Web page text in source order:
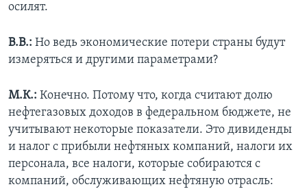
осилят.
В.В.: Но ведь экономические потери страны будут
измеряться и другими параметрами?
М.К.: Конечно. Потому что, когда считают долю
нефтегазовых доходов в федеральном бюджете, не
учитывают некоторые показатели. Это дивиденды
и налог с прибыли нефтяных компаний, налоги их
персонала, все налоги, которые собираются с
компаний, обслуживающих нефтяную отрасль: